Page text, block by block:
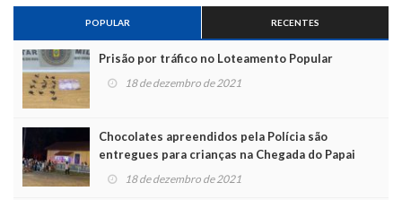
POPULAR RECENTES
Prisão por tráfico no Loteamento Popular
18 de dezembro de 2021
Chocolates apreendidos pela Polícia são
entregues para crianças na Chegada do Papai
Noel
18 de dezembro de 2021